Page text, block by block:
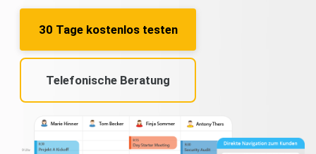
30 Tage kostenlos testen
Telefonische Beratung